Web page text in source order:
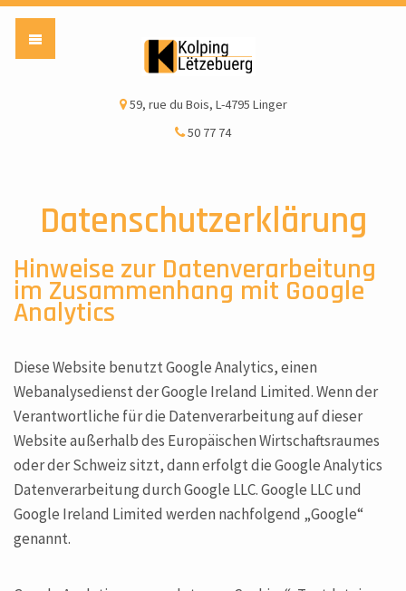
59, rue du Bois, L-4795 Linger
50 77 74
Datenschutzerklärung
Hinweise zur Datenverarbeitung
im Zusammenhang mit Google
Analytics
Diese Website benutzt Google Analytics, einen
Webanalysedienst der Google Ireland Limited. Wenn der
Verantwortliche für die Datenverarbeitung auf dieser
Website außerhalb des Europäischen Wirtschaftsraumes
oder der Schweiz sitzt, dann erfolgt die Google Analytics
Datenverarbeitung durch Google LLC. Google LLC und
Google Ireland Limited werden nachfolgend „Google“
genannt.